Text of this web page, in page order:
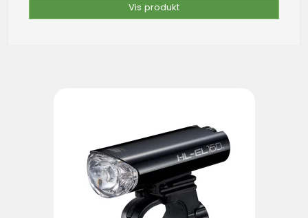
Vis produkt